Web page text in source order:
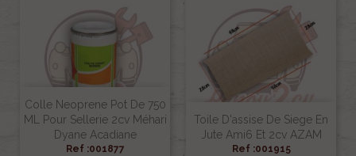
Colle Neoprene Pot De 750
ML Pour Sellerie 2cv Méhari
Dyane Acadiane
Ref :001877
Toile D'assise De Siege En
Jute Ami6 Et 2cv AZAM
Ref :001915